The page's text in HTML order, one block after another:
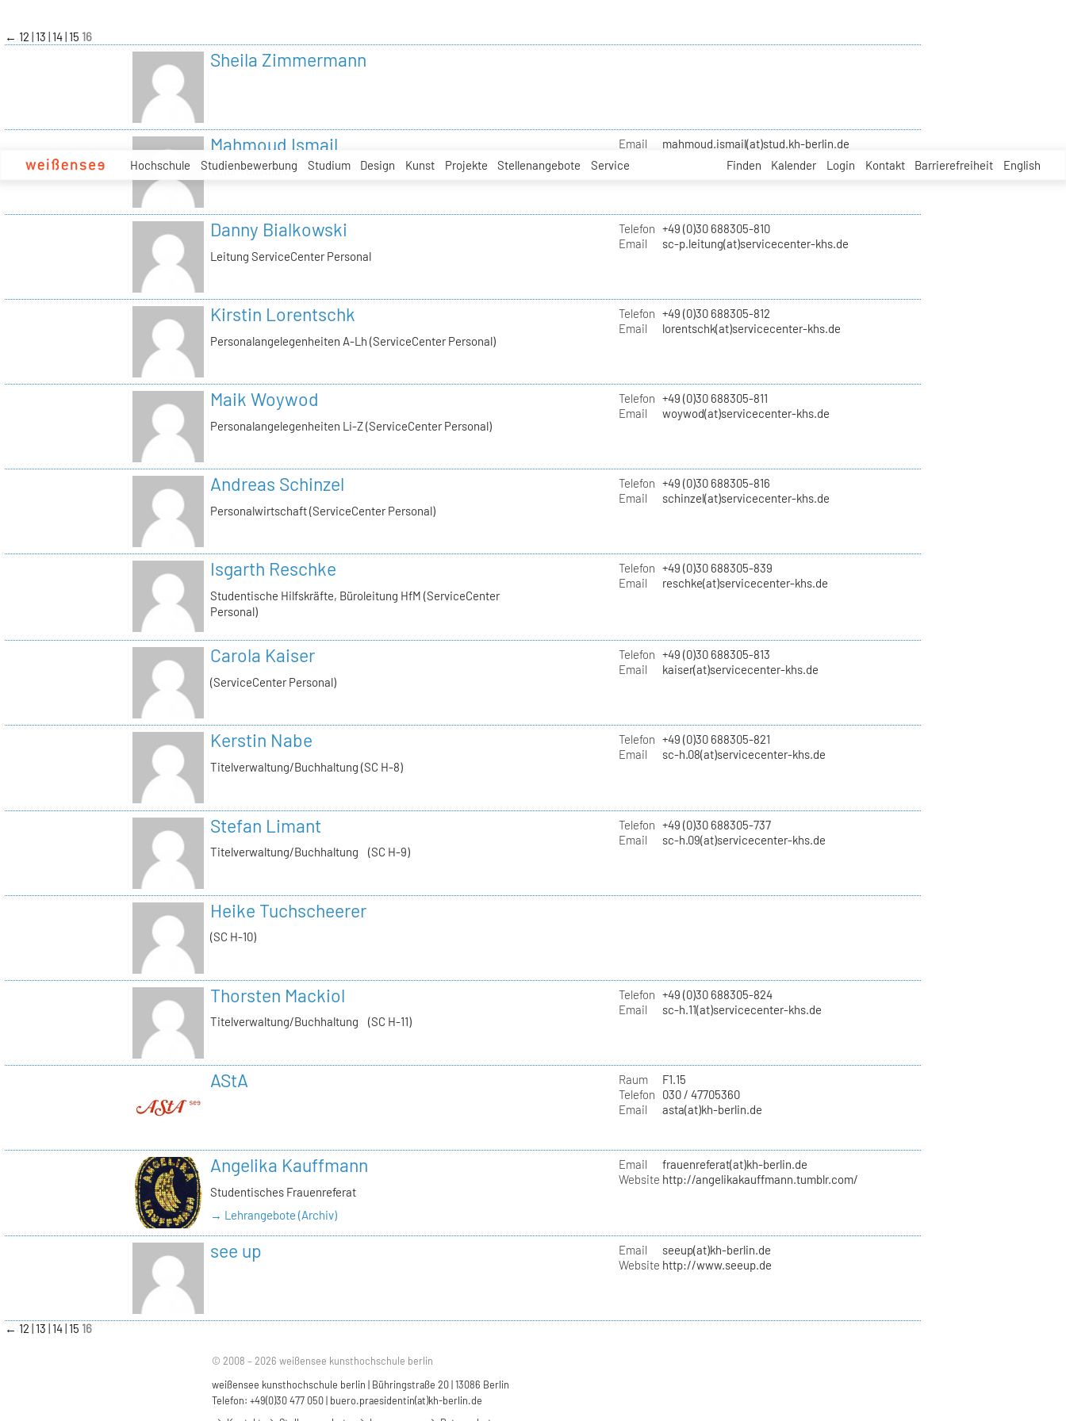
Hochschule Studienbewerbung Studium Design Kunst Projekte Stellenangebote Service Finden Kalender Login Kontakt Barrierefreiheit English
← 12 13 14 15 16
Sheila Zimmermann
Mahmoud Ismail
Tutor Tonstudio
Email mahmoud.ismail(at)stud.kh-berlin.de
Danny Bialkowski
Leitung ServiceCenter Personal
Telefon +49 (0)30 688305-810
Email
sc-p.leitung(at)servicecenter-khs.de
Kirstin Lorentschk
Personalangelegenheiten A-Lh (ServiceCenter Personal)
Telefon +49 (0)30 688305-812
Email
lorentschk(at)servicecenter-khs.de
Maik Woywod
Personalangelegenheiten Li-Z (ServiceCenter Personal)
Telefon +49 (0)30 688305-811
Email
woywod(at)servicecenter-khs.de
Andreas Schinzel
Personalwirtschaft (ServiceCenter Personal)
Telefon +49 (0)30 688305-816
Email
schinzel(at)servicecenter-khs.de
Isgarth Reschke
Studentische Hilfskräfte, Büroleitung HfM (ServiceCenter
Personal)
Telefon +49 (0)30 688305-839
Email
reschke(at)servicecenter-khs.de
Carola Kaiser
(ServiceCenter Personal)
Telefon +49 (0)30 688305-813
Email
kaiser(at)servicecenter-khs.de
Kerstin Nabe
Titelverwaltung/Buchhaltung (SC H-8)
Telefon +49 (0)30 688305-821
Email
sc-h.08(at)servicecenter-khs.de
Stefan Limant
Titelverwaltung/Buchhaltung (SC H-9)
Telefon +49 (0)30 688305-737
Email
sc-h.09(at)servicecenter-khs.de
Heike Tuchscheerer
(SC H-10)
Thorsten Mackiol
Titelverwaltung/Buchhaltung (SC H-11)
Telefon +49 (0)30 688305-824
Email
sc-h.11(at)servicecenter-khs.de
AStA Raum
F1.15
Telefon
030 / 47705360
Email
asta(at)kh-berlin.de
Angelika Kauffmann
Studentisches Frauenreferat
→ Lehrangebote (Archiv)
Email
frauenreferat(at)kh-berlin.de
Website http://angelikakauffmann.tumblr.com/
see up Email
seeup(at)kh-berlin.de
Website http://www.seeup.de
← 12 13 14 15 16
© 2008 – 2026 weißensee kunsthochschule berlin
weißensee kunsthochschule berlin | Bühringstraße 20 | 13086 Berlin
Telefon: +49(0)30 477 050 | buero.praesidentin(at)kh-berlin.de